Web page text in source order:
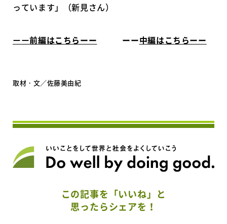
っています」（新見さん）
ーー前編はこちらーー ーー中編はこちらーー
取材・文／佐藤美由紀
この記事を「いいね」と
思ったらシェアを！